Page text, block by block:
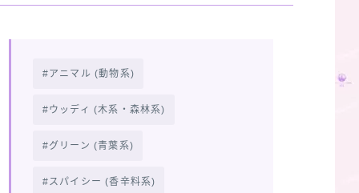
アニマル (動物系)
ウッディ (木系・森林系)
グリーン (青葉系)
スパイシー (香辛料系)